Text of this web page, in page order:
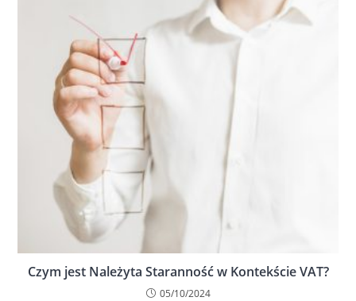
Czym jest Należyta Staranność w Kontekście VAT?
05/10/2024